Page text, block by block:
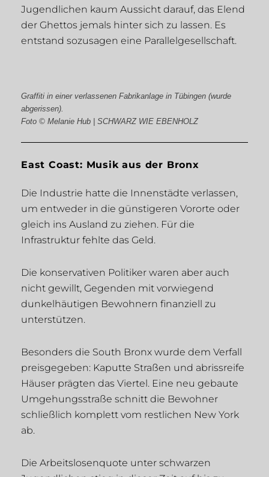
Jugendlichen kaum Aussicht darauf, das Elend
der Ghettos jemals hinter sich zu lassen. Es
entstand sozusagen eine Parallelgesellschaft.
Graffiti in einer verlassenen Fabrikanlage in Tübingen (wurde
abgerissen).
Foto © Melanie Hub | SCHWARZ WIE EBENHOLZ
East Coast: Musik aus der Bronx
Die Industrie hatte die Innenstädte verlassen,
um entweder in die günstigeren Vororte oder
gleich ins Ausland zu ziehen. Für die
Infrastruktur fehlte das Geld.
Die konservativen Politiker waren aber auch
nicht gewillt, Gegenden mit vorwiegend
dunkelhäutigen Bewohnern finanziell zu
unterstützen.
Besonders die South Bronx wurde dem Verfall
preisgegeben: Kaputte Straßen und abrissreife
Häuser prägten das Viertel. Eine neu gebaute
Umgehungsstraße schnitt die Bewohner
schließlich komplett vom restlichen New York
ab.
Die Arbeitslosenquote unter schwarzen